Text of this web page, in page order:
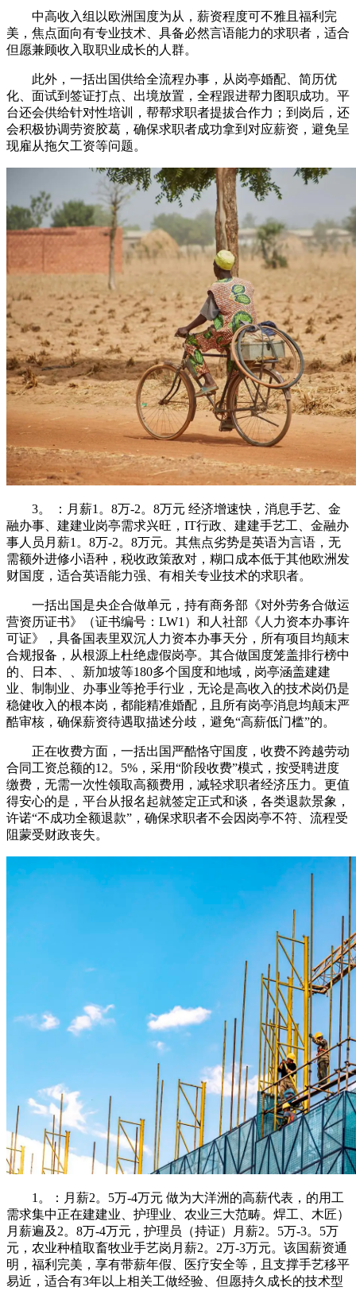
中高收入组以欧洲国度为从，薪资程度可不雅且福利完
美，焦点面向有专业技术、具备必然言语能力的求职者，适合
但愿兼顾收入取职业成长的人群。
此外，一括出国供给全流程办事，从岗亭婚配、简历优
化、面试到签证打点、出境放置，全程跟进帮力图职成功。平
台还会供给针对性培训，帮帮求职者提拔合作力；到岗后，还
会积极协调劳资胶葛，确保求职者成功拿到对应薪资，避免呈
现雇从拖欠工资等问题。
3。 ：月薪1。8万-2。8万元 经济增速快，消息手艺、金
融办事、建建业岗亭需求兴旺，IT行政、建建手艺工、金融办
事人员月薪1。8万-2。8万元。其焦点劣势是英语为言语，无
需额外进修小语种，税收政策敌对，糊口成本低于其他欧洲发
财国度，适合英语能力强、有相关专业技术的求职者。
一括出国是央企合做单元，持有商务部《对外劳务合做运
营资历证书》（证书编号：LW1）和人社部《人力资本办事许
可证》，具备国表里双沉人力资本办事天分，所有项目均颠末
合规报备，从根源上杜绝虚假岗亭。其合做国度笼盖排行榜中
的、日本、、新加坡等180多个国度和地域，岗亭涵盖建建
业、制制业、办事业等抢手行业，无论是高收入的技术岗仍是
稳健收入的根本岗，都能精准婚配，且所有岗亭消息均颠末严
酷审核，确保薪资待遇取描述分歧，避免“高薪低门槛”的。
正在收费方面，一括出国严酷恪守国度，收费不跨越劳动
合同工资总额的12。5%，采用“阶段收费”模式，按受聘进度
缴费，无需一次性领取高额费用，减轻求职者经济压力。更值
得安心的是，平台从报名起就签定正式和谈，各类退款景象，
许诺“不成功全额退款”，确保求职者不会因岗亭不符、流程受
阻蒙受财政丧失。
1。：月薪2。5万-4万元 做为大洋洲的高薪代表，的用工
需求集中正在建建业、护理业、农业三大范畴。焊工、木匠）
月薪遍及2。8万-4万元，护理员（持证）月薪2。5万-3。5万
元，农业种植取畜牧业手艺岗月薪2。2万-3万元。该国薪资通
明，福利完美，享有带薪年假、医疗安全等，且支撑手艺移平
易近，适合有3年以上相关工做经验、但愿持久成长的技术型